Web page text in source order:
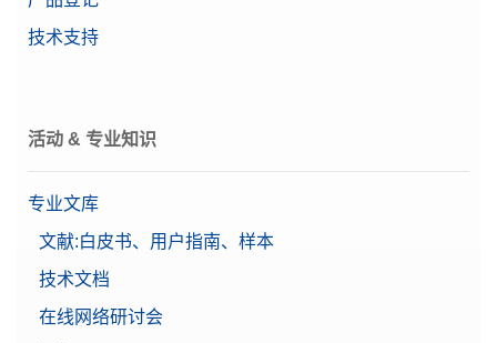
技术支持
活动 & 专业知识
专业文库
文献:白皮书、用户指南、样本
技术文档
在线网络研讨会